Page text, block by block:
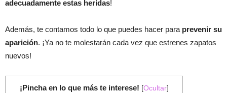
adecuadamente estas heridas!
Además, te contamos todo lo que puedes hacer para prevenir su
aparición. ¡Ya no te molestarán cada vez que estrenes zapatos
nuevos!
¡Pincha en lo que más te interese! [Ocultar]